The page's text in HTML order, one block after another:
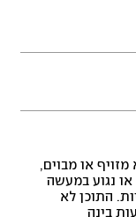
או מבוים,
נגוע במעשה
התוכן לא
בינה